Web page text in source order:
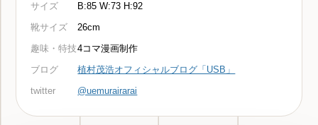
サイズ
B:85 W:73 H:92
靴サイズ
26cm
趣味・特技4コマ漫画制作
ブログ
植村茂浩オフィシャルブログ「USB」
twitter
@uemurairarai